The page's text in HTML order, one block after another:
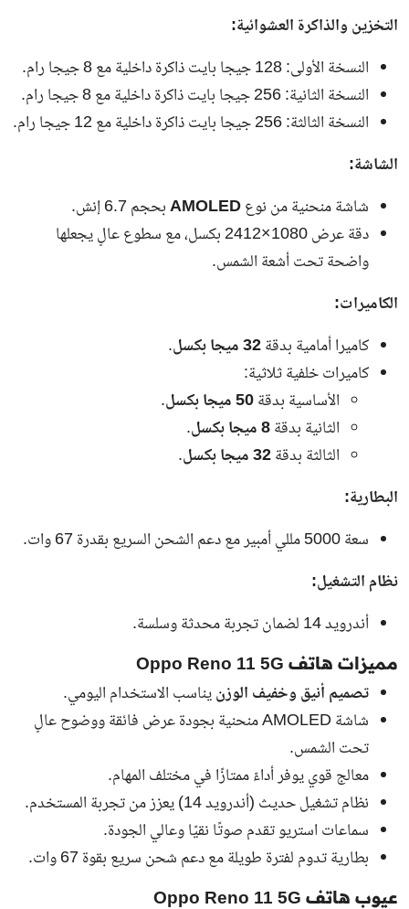
التخزين والذاكرة العشوائية:
النسخة الأولى: 128 جيجا بايت ذاكرة داخلية مع 8 جيجا رام.
النسخة الثانية: 256 جيجا بايت ذاكرة داخلية مع 8 جيجا رام.
النسخة الثالثة: 256 جيجا بايت ذاكرة داخلية مع 12 جيجا رام.
الشاشة:
شاشة منحنية من نوعAMOLEDبحجم 6.7 إنش.
دقة عرض 1080×2412 بكسل، مع سطوع عالٍ يجعلها
واضحة تحت أشعة الشمس.
الكاميرات:
كاميرا أمامية بدقة32 ميجا بكسل
.
كاميرات خلفية ثلاثية:
الأساسية بدقة50 ميجا بكسل
.
الثانية بدقة8 ميجا بكسل
.
الثالثة بدقة32 ميجا بكسل
.
البطارية:
سعة 5000 مللي أمبير مع دعم الشحن السريع بقدرة 67 وات.
نظام التشغيل:
أندرويد 14 لضمان تجربة محدثة وسلسة.
مميزات هاتف Oppo Reno 11 5G
تصميم أنيق وخفيف الوزنيناسب الاستخدام اليومي.
شاشة AMOLED منحنية بجودة عرض فائقة ووضوح عالٍ
تحت الشمس.
معالج قوي يوفر أداءً ممتازًا في مختلف المهام.
نظام تشغيل حديث (أندرويد 14) يعزز من تجربة المستخدم.
سماعات استريو تقدم صوتًا نقيًا وعالي الجودة.
بطارية تدوم لفترة طويلة مع دعم شحن سريع بقوة 67 وات.
عيوب هاتف Oppo Reno 11 5G